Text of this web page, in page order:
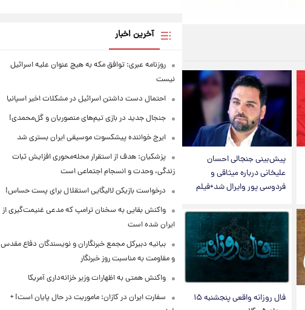
پیش‌بینی جنجالی احسان
علیخانی درباره میثاقی و
فردوسی پور وایرال شد+فیلم
فال روزانه واقعی پنجشنبه ۱۵
آخرین اخبار
روزنامه عبری: توافق مکه به هیچ عنوان علیه اسرائیل
نیست
احتمال دست داشتن اسرائیل در مشکلات اخیر اسپانیا
جنجال جدید در بازی تیم‌های منصوریان و گل‌محمدی!
ایرج خواننده پیشکسوت موسیقی ایران بستری شد
پزشکیان: هدف از استقرار محله‌محوری افزایش ثبات
زندگی، وحدت و انسجام اجتماعی است
درخواست بازیکن لالیگایی استقلال برای پست حساس!
واکنش بقایی به سخنان ترامپ که مدعی غنیمت‌گیری از
ایران شده است
بیانیه دبیرکل مجمع خبرنگاران و نویسندگان دفاع مقدس
و مقاومت به مناسبت روز خبرنگار
واکنش همتی به اظهارات وزیر خزانه‌داری آمریکا
سفارت ایران در کازان: ماموریت در حال پایان است! +